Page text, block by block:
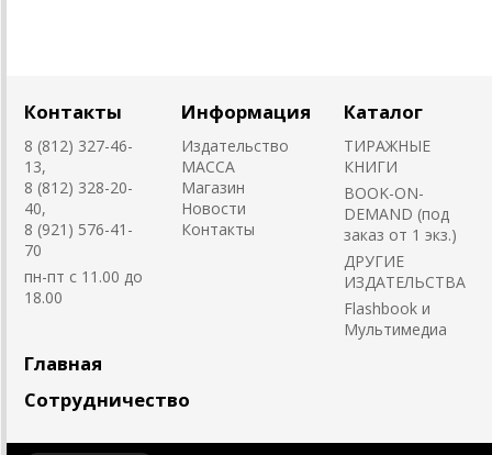
Контакты
8 (812) 327-46-
13,
8 (812) 328-20-
40,
8 (921) 576-41-
70
пн-пт с 11.00 до
18.00
Информация
Издательство
MACCA
Магазин
Новости
Контакты
Каталог
ТИРАЖНЫЕ
КНИГИ
BOOK-ON-
DEMAND (под
заказ от 1 экз.)
ДРУГИЕ
ИЗДАТЕЛЬСТВА
Flashbook и
Мультимедиа
Главная
Сотрудничество